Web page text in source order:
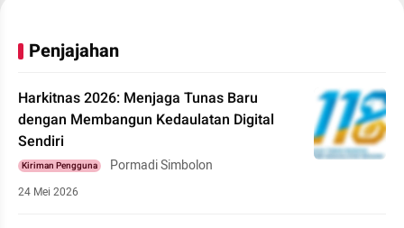
Penjajahan
Harkitnas 2026: Menjaga Tunas Baru
dengan Membangun Kedaulatan Digital
Sendiri
Kiriman Pengguna Pormadi Simbolon
24 Mei 2026